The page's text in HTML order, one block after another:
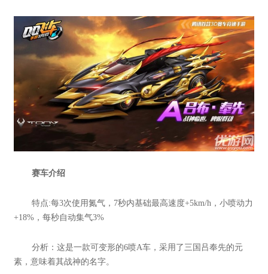
赛车介绍
特点:每3次使用氮气，7秒内基础最高速度+5km/h，小喷动力
+18%，每秒自动集气3%
分析：这是一款可变形的6喷A车，采用了三国吕奉先的元
素，意味着其战神的名字。